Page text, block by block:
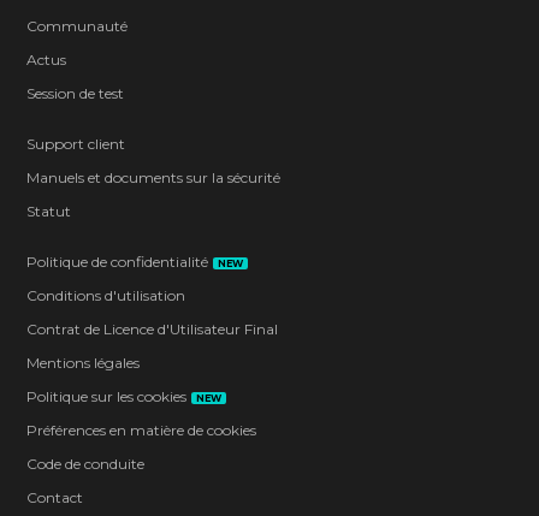
Communauté
Actus
Session de test
Support client
Manuels et documents sur la sécurité
Statut
Politique de confidentialité NEW
Conditions d'utilisation
Contrat de Licence d'Utilisateur Final
Mentions légales
Politique sur les cookies
NEW
Préférences en matière de cookies
Code de conduite
Contact